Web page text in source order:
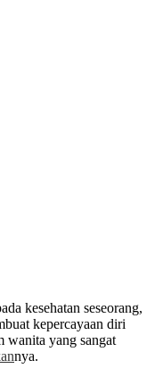
kesehatan seseorang,
kepercayaan diri
wanita yang sangat
nya.